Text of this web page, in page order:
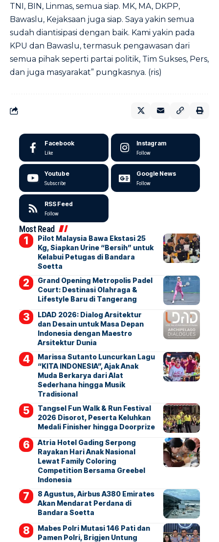
TNI, BIN, Linmas, semua siap. MK, MA, DKPP,
Bawaslu, Kejaksaan juga siap. Saya yakin semua
sudah diantisipasi dengan baik. Kami yakin pada
KPU dan Bawaslu, termasuk pengawasan dari
semua pihak seperti partai politik, Tim Sukses, Pers,
dan juga masyarakat” pungkasnya. (ris)
Facebook
Like
Instagram
Follow
Youtube
Subscribe
Google News
Follow
RSS Feed
Follow
Most Read
Pilot Malaysia Bawa Ekstasi 25
Kg, Siapkan Urine “Bersih” untuk
Kelabui Petugas di Bandara
Soetta
Grand Opening Metropolis Padel
Court: Destinasi Olahraga &
Lifestyle Baru di Tangerang
LDAD 2026: Dialog Arsitektur
dan Desain untuk Masa Depan
Indonesia dengan Maestro
Arsitektur Dunia
Marissa Sutanto Luncurkan Lagu
“KITA INDONESIA”, Ajak Anak
Muda Berkarya dari Alat
Sederhana hingga Musik
Tradisional
Tangsel Fun Walk & Run Festival
2026 Disorot, Peserta Keluhkan
Medali Finisher hingga Doorprize
Atria Hotel Gading Serpong
Rayakan Hari Anak Nasional
Lewat Family Coloring
Competition Bersama Greebel
Indonesia
8 Agustus, Airbus A380 Emirates
Akan Mendarat Perdana di
Bandara Soetta
Mabes Polri Mutasi 146 Pati dan
Pamen Polri, Brigjen Untung